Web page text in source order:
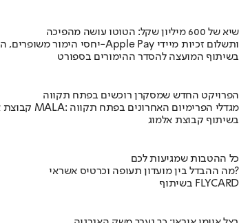
שיא של 600 מיליון שקל: הטוטו עושה מהפיכה
יחסי הימור משופרים, הפקדות ב-Apple Pay ותשלום זכיות מיידי
בשיתוף המועצה להסדר ההימורים בספורט
הפרויקט החדש שמסקרן רוכשים בפתח תקווה
קבוצת אלמוג מציגה את פרויקט MALA: מגדלי הפרימיום האחרונים בפתח תקווה
בשיתוף קבוצת אלמוג
כל ההטבות שמגיעות לכם
מה ההבדל בין מועדון תעופה וכרטיס אשראי?
בשיתוף FLYCARD